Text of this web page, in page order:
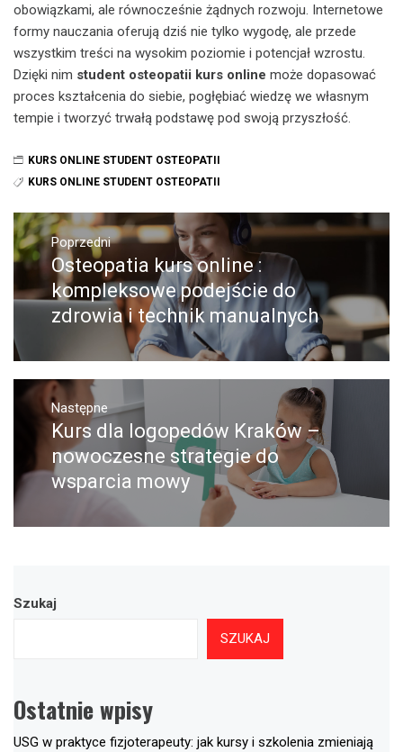
obowiązkami, ale równocześnie żądnych rozwoju. Internetowe
formy nauczania oferują dziś nie tylko wygodę, ale przede
wszystkim treści na wysokim poziomie i potencjał wzrostu.
Dzięki nim student osteopatii kurs online może dopasować
proces kształcenia do siebie, pogłębiać wiedzę we własnym
tempie i tworzyć trwałą podstawę pod swoją przyszłość.
KURS ONLINE STUDENT OSTEOPATII
KURS ONLINE STUDENT OSTEOPATII
Nawigacja
wpisuPoprzedni
Poprzedni
wpis:
Osteopatia kurs online :
kompleksowe podejście do
zdrowia i technik manualnych
Następne
Następny
post:
Kurs dla logopedów Kraków –
nowoczesne strategie do
wsparcia mowy
Szukaj
SZUKAJ
Ostatnie wpisy
USG w praktyce fizjoterapeuty: jak kursy i szkolenia zmieniają